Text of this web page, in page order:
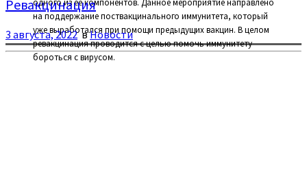
одного из ее компонентов. Данное мероприятие направлено
на поддержание поствакцинального иммунитета, который
уже выработался при помощи предыдущих вакцин. В целом
ревакцинация проводится с целью помочь иммунитету
бороться с вирусом.
Ревакцинация
3 августа, 2022вНовости